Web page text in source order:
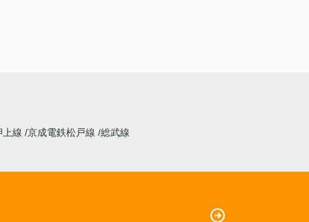
上線 京成電鉄松戸線 総武線